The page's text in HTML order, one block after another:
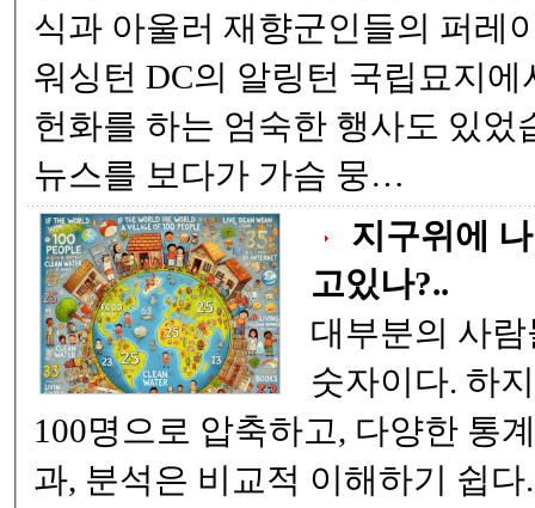
식과 아울러 재향군인들의 퍼레이드도 있었습니다.
워싱턴 DC의 알링턴 국립묘지에서는 미국 대통령이
헌화를 하는 엄숙한 행사도 있었습니다. 그날 CNN
뉴스를 보다가 가슴 뭉…
지구위에
고있나?..
대부분의 사람들에
숫자이다. 하지만 세계 78억 명을
100명으로 압축하고, 다양한 통계로 압축했다. 그 결
과, 분석은 비교적 이해하기 쉽다. 즉, 100명중 11명